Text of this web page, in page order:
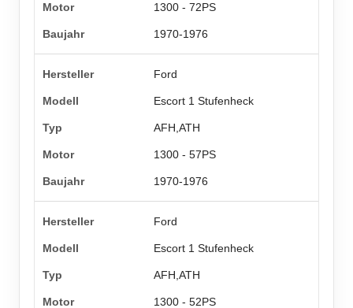
1300 - 72PS
1970-1976
Ford
Escort 1 Stufenheck
AFH,ATH
1300 - 57PS
1970-1976
Ford
Escort 1 Stufenheck
AFH,ATH
1300 - 52PS